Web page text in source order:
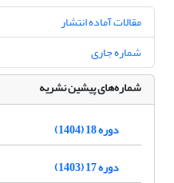
مقالات آماده انتشار
شماره جاری
شماره‌های پیشین نشریه
دوره 18 (1404)
دوره 17 (1403)